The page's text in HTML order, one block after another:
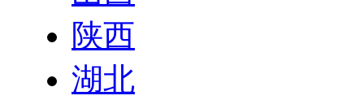
陕西
湖北